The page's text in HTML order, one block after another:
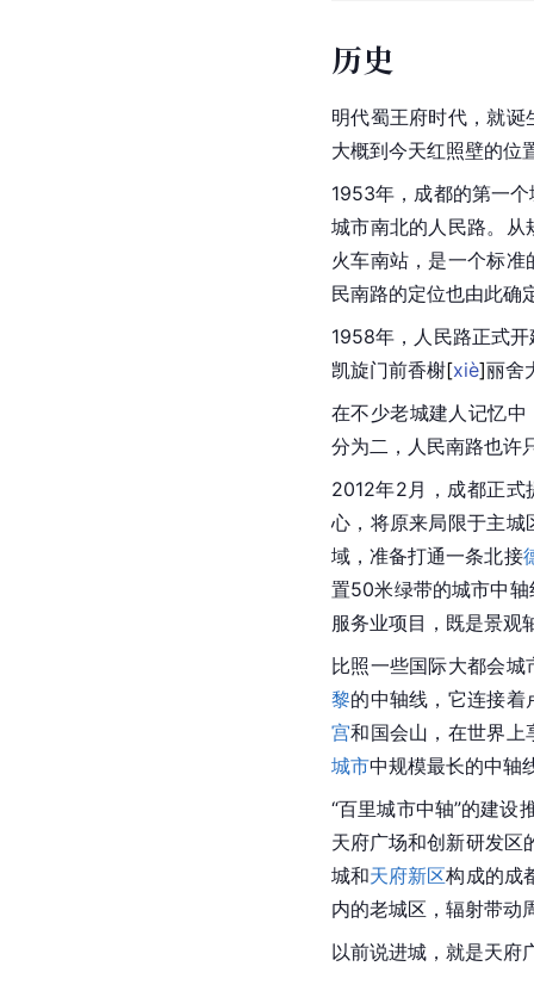
历史
明代蜀王府时代，就
大概到今天红照壁的位
1953年，成都的第一
城市南北的人民路。从
火车南站，是一个标
民南路的定位也由此确
1958年，人民路正式
凯旋门前香榭[xiè]丽舍
在不少老城建人记忆中
分为二，人民南路也许
2012年2月，成都正式
心，将原来局限于主城
域，准备打通一条北接
置50米绿带的城市中
服务业项目，既是景观
比照一些国际大都会
黎的中轴线，它连接着
宫和国会山，在世界上
城市中规模最长的中轴
“百里城市中轴”的建设
天府广场和创新研发区
城和天府新区构成的成
内的老城区，辐射带动
以前说进城，就是天府